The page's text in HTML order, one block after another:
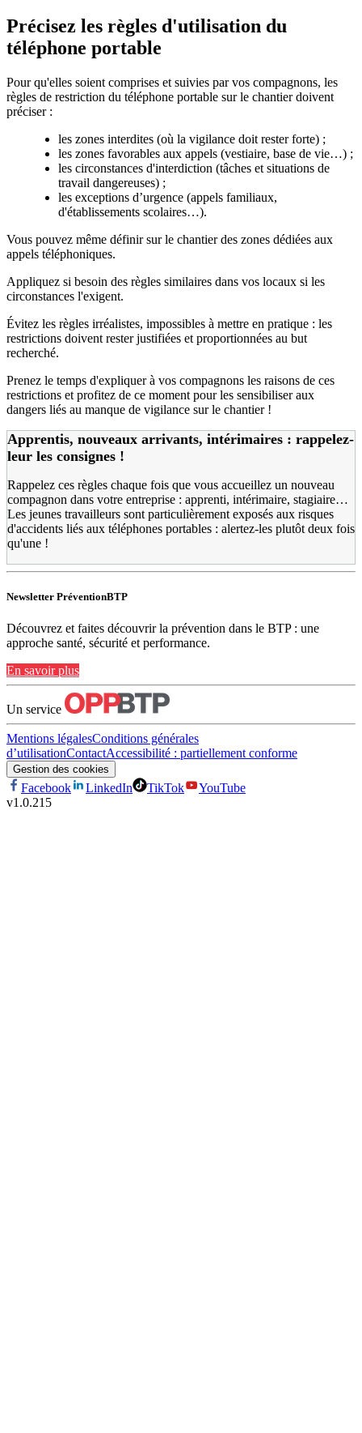
Précisez les règles d'utilisation du
téléphone portable
Pour qu'elles soient comprises et suivies par vos compagnons, les
règles de restriction du téléphone portable sur le chantier doivent
préciser :
les zones interdites (où la vigilance doit rester forte) ;
les zones favorables aux appels (vestiaire, base de vie…) ;
les circonstances d'interdiction (tâches et situations de
travail dangereuses) ;
les exceptions d’urgence (appels familiaux,
d'établissements scolaires…).
Vous pouvez même définir sur le chantier des zones dédiées aux
appels téléphoniques.
Appliquez si besoin des règles similaires dans vos locaux si les
circonstances l'exigent.
Évitez les règles irréalistes, impossibles à mettre en pratique : les
restrictions doivent rester justifiées et proportionnées au but
recherché.
Prenez le temps d'expliquer à vos compagnons les raisons de ces
restrictions et profitez de ce moment pour les sensibiliser aux
dangers liés au manque de vigilance sur le chantier !
Apprentis, nouveaux arrivants, intérimaires : rappelez-
leur les consignes !
Rappelez ces règles chaque fois que vous accueillez un nouveau
compagnon dans votre entreprise : apprenti, intérimaire, stagiaire…
Les jeunes travailleurs sont particulièrement exposés aux risques
d'accidents liés aux téléphones portables : alertez-les plutôt deux fois
qu'une !
Newsletter PréventionBTP
Découvrez et faites découvrir la prévention dans le BTP : une
approche santé, sécurité et performance.
En savoir plus
Un service
Mentions légalesConditions générales
d’utilisationContactAccessibilité : partiellement conforme
Gestion des cookies
Facebook LinkedIn TikTok
YouTube
v1.0.215